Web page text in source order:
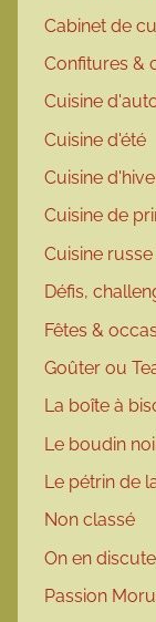
Cabinet de
Confitures &
Cuisine
Cuisine d'été
Cuisine
Cuisine de
Cuisine
Défis,
Fêtes &
Goûter ou
La boîte à
Le boudin
Le pétrin de
Non classé
On en
Passion